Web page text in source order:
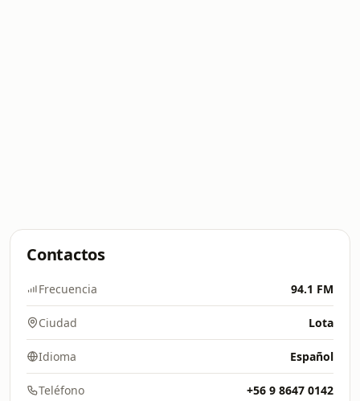
Contactos
Frecuencia 94.1 FM
Ciudad Lota
Idioma Español
Teléfono +56 9 8647 0142